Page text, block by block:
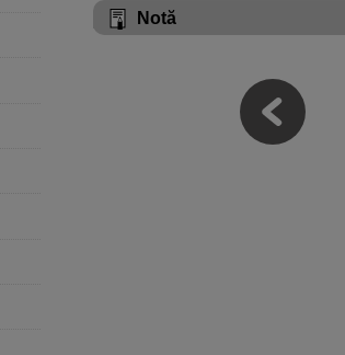
Notă